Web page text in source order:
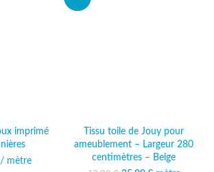
imprimé
initial était :
Le prix actuel
/ mètre
Tissu toile de Jouy pour
ameublement – Largeur 280
centimètres – Beige